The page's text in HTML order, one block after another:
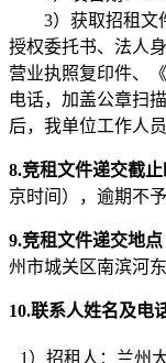
3）获取招租文
授权委托书、法人
营业执照复印件、
电话，加盖公章扫
后，我单位工作人
8.竞租文件递交截止
京时间），逾期不予
9.竞租文件递交地点
州市城关区南滨河
10.联系人姓名及电
1 ） 招租 人：兰州